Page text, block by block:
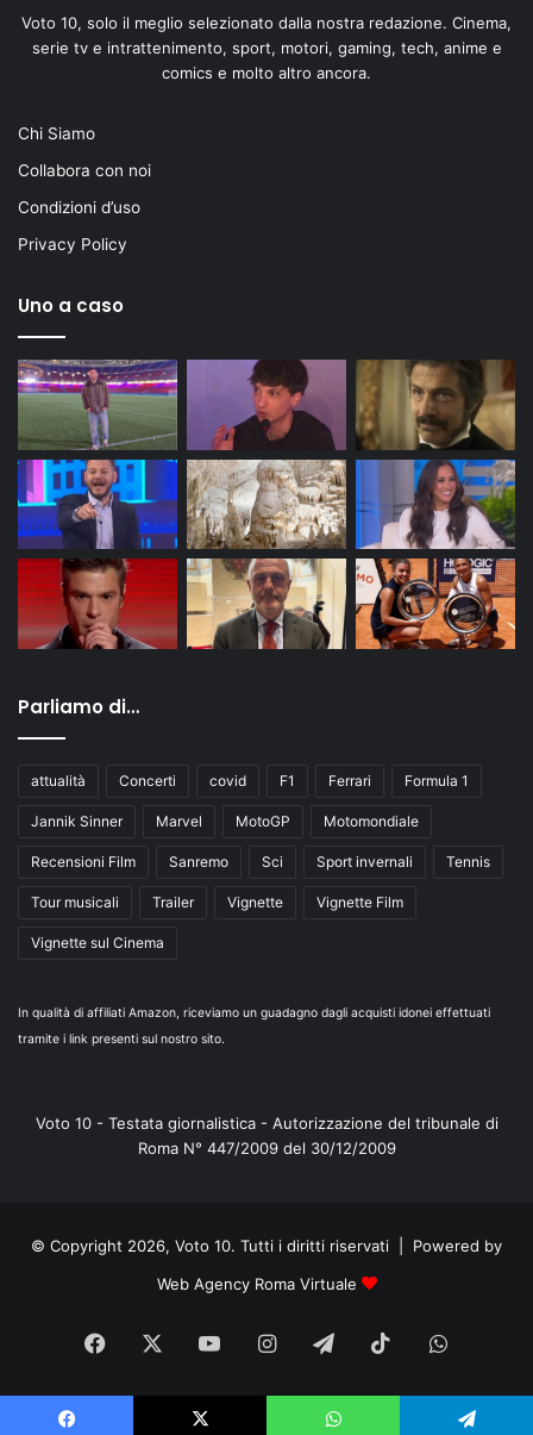
Voto 10, solo il meglio selezionato dalla nostra redazione. Cinema,
serie tv e intrattenimento, sport, motori, gaming, tech, anime e
comics e molto altro ancora.
Chi Siamo
Collabora con noi
Condizioni d’uso
Privacy Policy
Uno a caso
Parliamo di…
attualità Concerti covid F1 Ferrari Formula 1
Jannik Sinner Marvel MotoGP Motomondiale
Recensioni Film Sanremo Sci Sport invernali Tennis
Tour musicali Trailer Vignette Vignette Film
Vignette sul Cinema
In qualità di affiliati Amazon, riceviamo un guadagno dagli acquisti idonei effettuati
tramite i link presenti sul nostro sito.
Voto 10 - Testata giornalistica - Autorizzazione del tribunale di
Roma N° 447/2009 del 30/12/2009
© Copyright 2026, Voto 10. Tutti i diritti riservati | Powered by
Web Agency Roma Virtuale
Facebook You
Tube
Instagram
TelegramTikTok